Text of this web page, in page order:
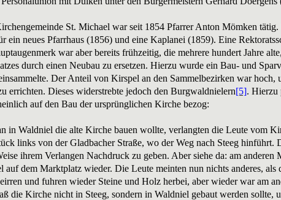
St. Michael war seit 1854 Pfarrer Anton Mömken
ein neues Pfarrhaus (1856) und eine Kaplanei (1859). Eine
war aber bereits frühzeitig, die mehrere hundert Jahre
durch einen Neubau zu ersetzen. Hierzu wurde ein Bau- und
Der Anteil von Kirspel an den Sammelbezirken war
errichten. Dieses widerstrebte jedoch den Burgwaldnielern[5]. Hierzu
auf den Bau der ursprünglichen Kirche bezog:
in Waldniel die alte Kirche bauen wollte, verlangten die Leute vom
links von der Gladbacher Straße, wo der Weg nach Steeg
ihrem Verlangen Nachdruck zu geben. Aber siehe da: am
auf dem Marktplatz wieder. Die Leute meinten nun nichts anderes,
und fuhren wieder Steine und Holz herbei, aber wieder war am
die Kirche nicht in Steeg, sondern in Waldniel gebaut werden sollte,